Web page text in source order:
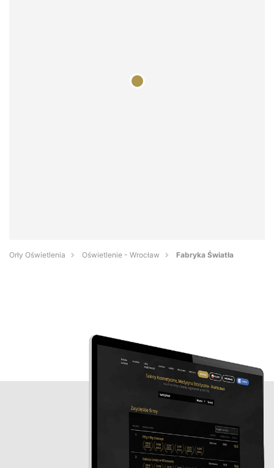
Orły Oświetlenia Oświetlenie - Wrocław Fabryka Światła